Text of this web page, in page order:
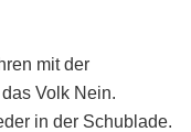
mit der
Volk Nein.
in der Schublade.